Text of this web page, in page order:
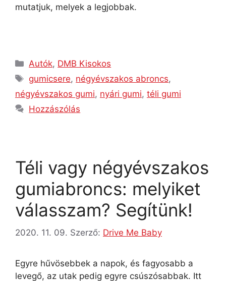
mutatjuk, melyek a legjobbak.
Autók, DMB Kisokos
gumicsere, négyévszakos abroncs,
négyévszakos gumi, nyári gumi, téli gumi
Hozzászólás
Téli vagy négyévszakos
gumiabroncs: melyiket
válasszam? Segítünk!
2020. 11. 09. Szerző: Drive Me Baby
Egyre hűvösebbek a napok, és fagyosabb a
levegő, az utak pedig egyre csúszósabbak. Itt